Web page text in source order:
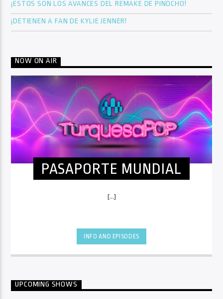
¡ESTOS SON LOS AVANCES DEL REMAKE DE PINOCHO!
¡DETIENEN A FAN DE KYLIE JENNER!
NOW ON AIR
PASAPORTE MUNDIAL
[...]
INFO AND EPISODES
UPCOMING SHOWS